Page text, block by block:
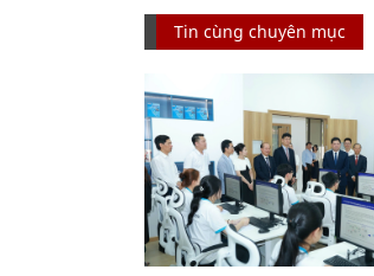
Tin cùng chuyên mục